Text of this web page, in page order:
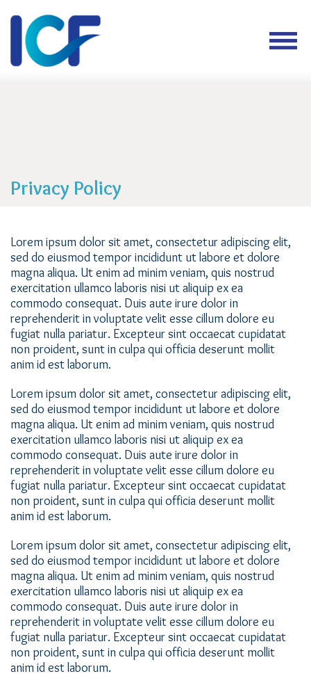
Privacy Policy
Lorem ipsum dolor sit amet, consectetur adipiscing elit,
sed do eiusmod tempor incididunt ut labore et dolore
magna aliqua. Ut enim ad minim veniam, quis nostrud
exercitation ullamco laboris nisi ut aliquip ex ea
commodo consequat. Duis aute irure dolor in
reprehenderit in voluptate velit esse cillum dolore eu
fugiat nulla pariatur. Excepteur sint occaecat cupidatat
non proident, sunt in culpa qui officia deserunt mollit
anim id est laborum.
Lorem ipsum dolor sit amet, consectetur adipiscing elit,
sed do eiusmod tempor incididunt ut labore et dolore
magna aliqua. Ut enim ad minim veniam, quis nostrud
exercitation ullamco laboris nisi ut aliquip ex ea
commodo consequat. Duis aute irure dolor in
reprehenderit in voluptate velit esse cillum dolore eu
fugiat nulla pariatur. Excepteur sint occaecat cupidatat
non proident, sunt in culpa qui officia deserunt mollit
anim id est laborum.
Lorem ipsum dolor sit amet, consectetur adipiscing elit,
sed do eiusmod tempor incididunt ut labore et dolore
magna aliqua. Ut enim ad minim veniam, quis nostrud
exercitation ullamco laboris nisi ut aliquip ex ea
commodo consequat. Duis aute irure dolor in
reprehenderit in voluptate velit esse cillum dolore eu
fugiat nulla pariatur. Excepteur sint occaecat cupidatat
non proident, sunt in culpa qui officia deserunt mollit
anim id est laborum.